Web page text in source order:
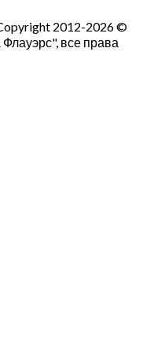
2012-2026 ©
все права